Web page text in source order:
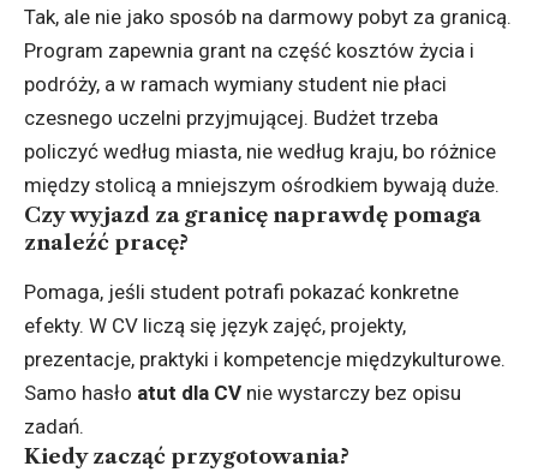
Tak, ale nie jako sposób na darmowy pobyt za granicą.
Program zapewnia grant na część kosztów życia i
podróży, a w ramach wymiany student nie płaci
czesnego uczelni przyjmującej. Budżet trzeba
policzyć według miasta, nie według kraju, bo różnice
między stolicą a mniejszym ośrodkiem bywają duże.
Czy wyjazd za granicę naprawdę pomaga
znaleźć pracę?
Pomaga, jeśli student potrafi pokazać konkretne
efekty. W CV liczą się język zajęć, projekty,
prezentacje, praktyki i kompetencje międzykulturowe.
Samo hasło atut dla CV nie wystarczy bez opisu
zadań.
Kiedy zacząć przygotowania?